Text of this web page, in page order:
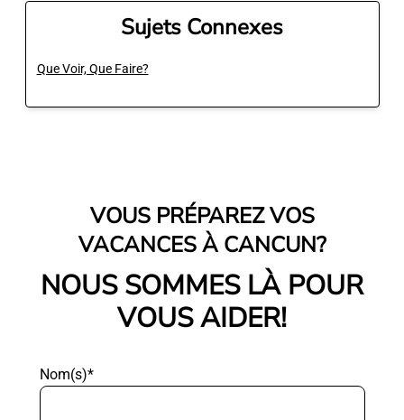
Sujets Connexes
Que Voir, Que Faire?
VOUS PRÉPAREZ VOS
VACANCES À CANCUN?
NOUS SOMMES LÀ POUR
VOUS AIDER!
Nom(s)*